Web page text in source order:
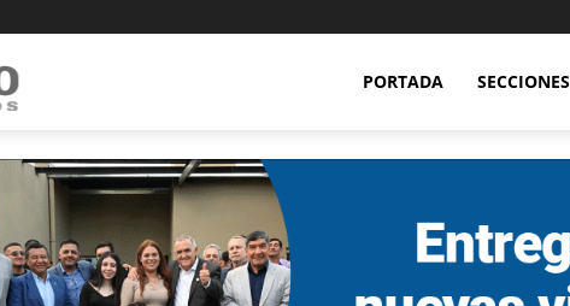
Diario
360
PORTADA SECCIONES